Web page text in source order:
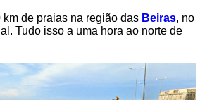
km de praias na região das Beiras, no
Tudo isso a uma hora ao norte de